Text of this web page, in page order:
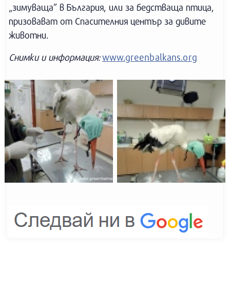
„зимуваща” в България, или за бедстваща птица,
призовават от Спасителния център за дивите
животни.
Снимки и информация:www.greenbalkans.org